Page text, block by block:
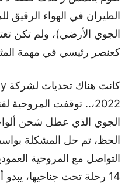
الجوي الأرضي)، ولم تكن
كعنصر رئيسي في مهمة
2022،.. توقفت
الجوي الذي عطل شحن
الحظ، تم حل المشكلة
التواصل مع المروحية